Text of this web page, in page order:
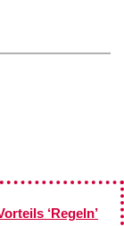
‘Regeln’